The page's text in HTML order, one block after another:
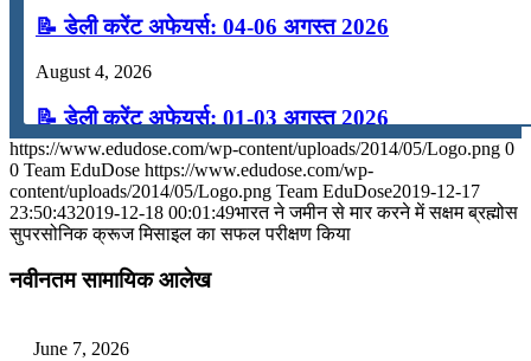
📝 डेली करेंट अफेयर्स: 04-06 अगस्त 2026
August 4, 2026
📝 डेली करेंट अफेयर्स: 01-03 अगस्त 2026
July 31, 2026
📝 डेली करेंट अफेयर्स: 28-31 जुलाई 2026
July 25, 2026
https://www.edudose.com/wp-content/uploads/2014/05/Logo.png 0
0 Team EduDose https://www.edudose.com/wp-
content/uploads/2014/05/Logo.png Team EduDose2019-12-17
23:50:432019-12-18 00:01:49भारत ने जमीन से मार करने में सक्षम ब्रह्मोस
सुपरसोनिक क्रूज मिसाइल का सफल परीक्षण किया
नवीनतम सामायिक आलेख
June 7, 2026